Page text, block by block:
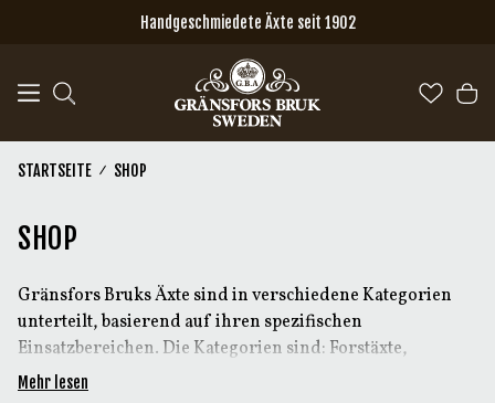
Zum Hauptinhalt springenHandgeschmiedete Äxte seit 1902
STARTSEITE SHOP
SHOP
Gränsfors Bruks Äxte sind in verschiedene Kategorien
unterteilt, basierend auf ihren spezifischen
Einsatzbereichen. Die Kategorien sind: Forstäxte,
Spaltäxte, Schnitzäxte, Blockbau- und
Mehr lesen